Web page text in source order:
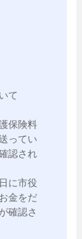
て
保険料
ってい
認され
に市役
金をだ
確認さ